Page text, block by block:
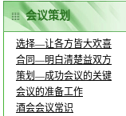
会议策划
选择—让各方皆大欢喜
合同—明白清楚益双方
策划—成功会议的关键
会议的准备工作
酒会会议常识